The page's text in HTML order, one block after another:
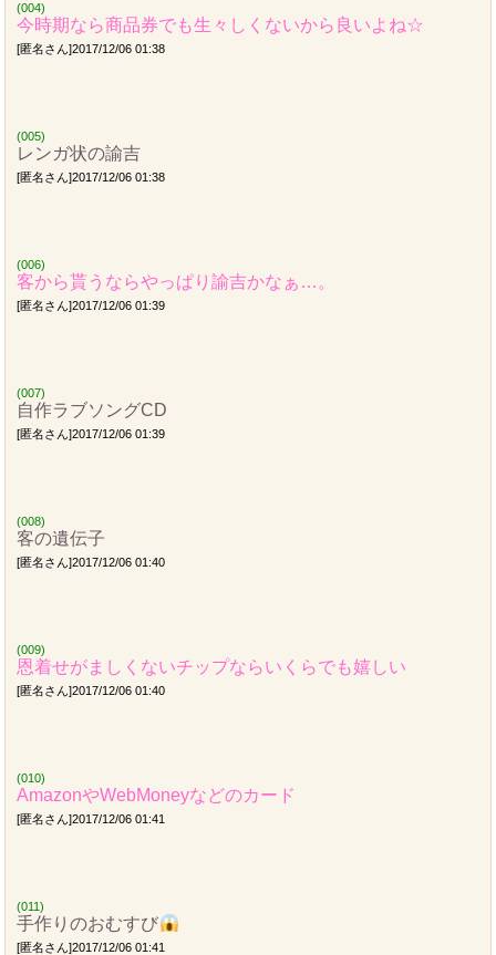
(004)
今時期なら商品券でも生々しくないから良いよね☆
[匿名さん]2017/12/06 01:38
(005)
レンガ状の諭吉
[匿名さん]2017/12/06 01:38
(006)
客から貰うならやっぱり諭吉かなぁ…。
[匿名さん]2017/12/06 01:39
(007)
自作ラブソングCD
[匿名さん]2017/12/06 01:39
(008)
客の遺伝子
[匿名さん]2017/12/06 01:40
(009)
恩着せがましくないチップならいくらでも嬉しい
[匿名さん]2017/12/06 01:40
(010)
AmazonやWebMoneyなどのカード
[匿名さん]2017/12/06 01:41
(011)
手作りのおむすび
[匿名さん]2017/12/06 01:41